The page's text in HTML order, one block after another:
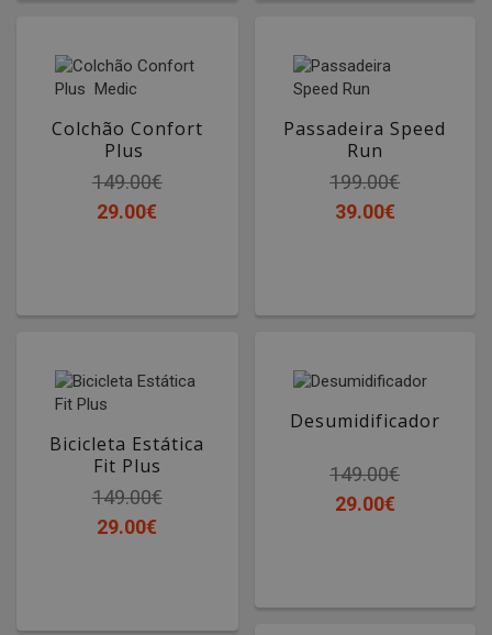
Colchão Confort
Plus
Medic
149.00€
29.00€
Passadeira Speed
Run
199.00€
39.00€
Bicicleta Estática
Fit Plus
149.00€
29.00€
Desumidificador
149.00€
29.00€